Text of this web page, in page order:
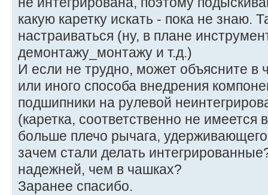
какую каретку искать - пока не знаю.
настраиваться (ну, в плане
демонтажу_монтажу и т.д.)
И если не трудно, может объясните в
или иного способа внедрения
подшипники на рулевой
(каретка, соответственно не имеется
больше плечо рычага,
зачем стали делать
надежней, чем в чашках?
Заранее спасибо.